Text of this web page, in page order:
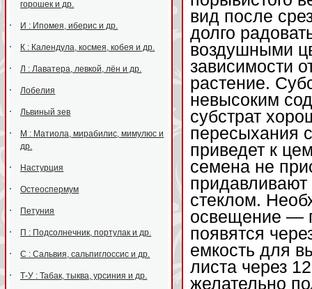
горошек и др.
И : Ипомея, иберис и др.
К : Календула, космея, кобея и др.
Л : Лаватера, левкой, лён и др.
Лобелия
Львиный зев
М : Матиола, мирабилис, мимулюс и
др.
Настурция
Остеоспермум
Петуния
П : Подсолнечник, портулак и др.
С : Сальвия, сальпиглоссис и др.
Т-У : Табак, тыква, урсиния и др.
вид после
долго
воздушными
зависимости
растение.
невысоким
субстрат
пересыхания
приведет к
семена не
стеклом.
освещение —
появятся
емкость для
листа через
желательно